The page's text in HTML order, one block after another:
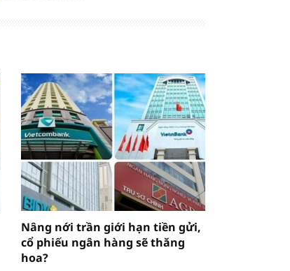
Nâng nới trần giới hạn tiền gửi,
cổ phiếu ngân hàng sẽ thăng
hoa?